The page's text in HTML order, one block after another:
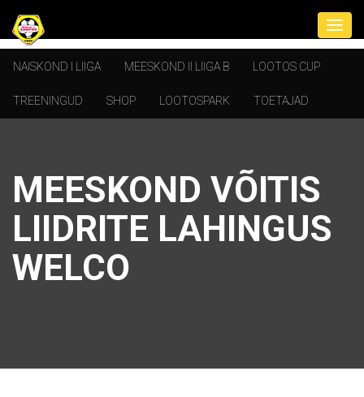
NAISKOND I LIIGA MEESKOND II LIIGA B LOOTOS CUP
TREENINGUD SHOP LOOTOSPARK TOETAJAD
MEESKOND VÕITIS
LIIDRITE LAHINGUS
WELCO